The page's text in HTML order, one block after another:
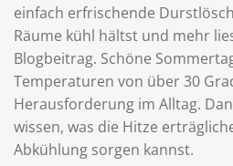
einfach erfrischende
Räume kühl hältst und mehr
Blogbeitrag. Schöne
Temperaturen von über 30
Herausforderung im Alltag.
wissen, was die Hitze
Abkühlung sorgen kannst.